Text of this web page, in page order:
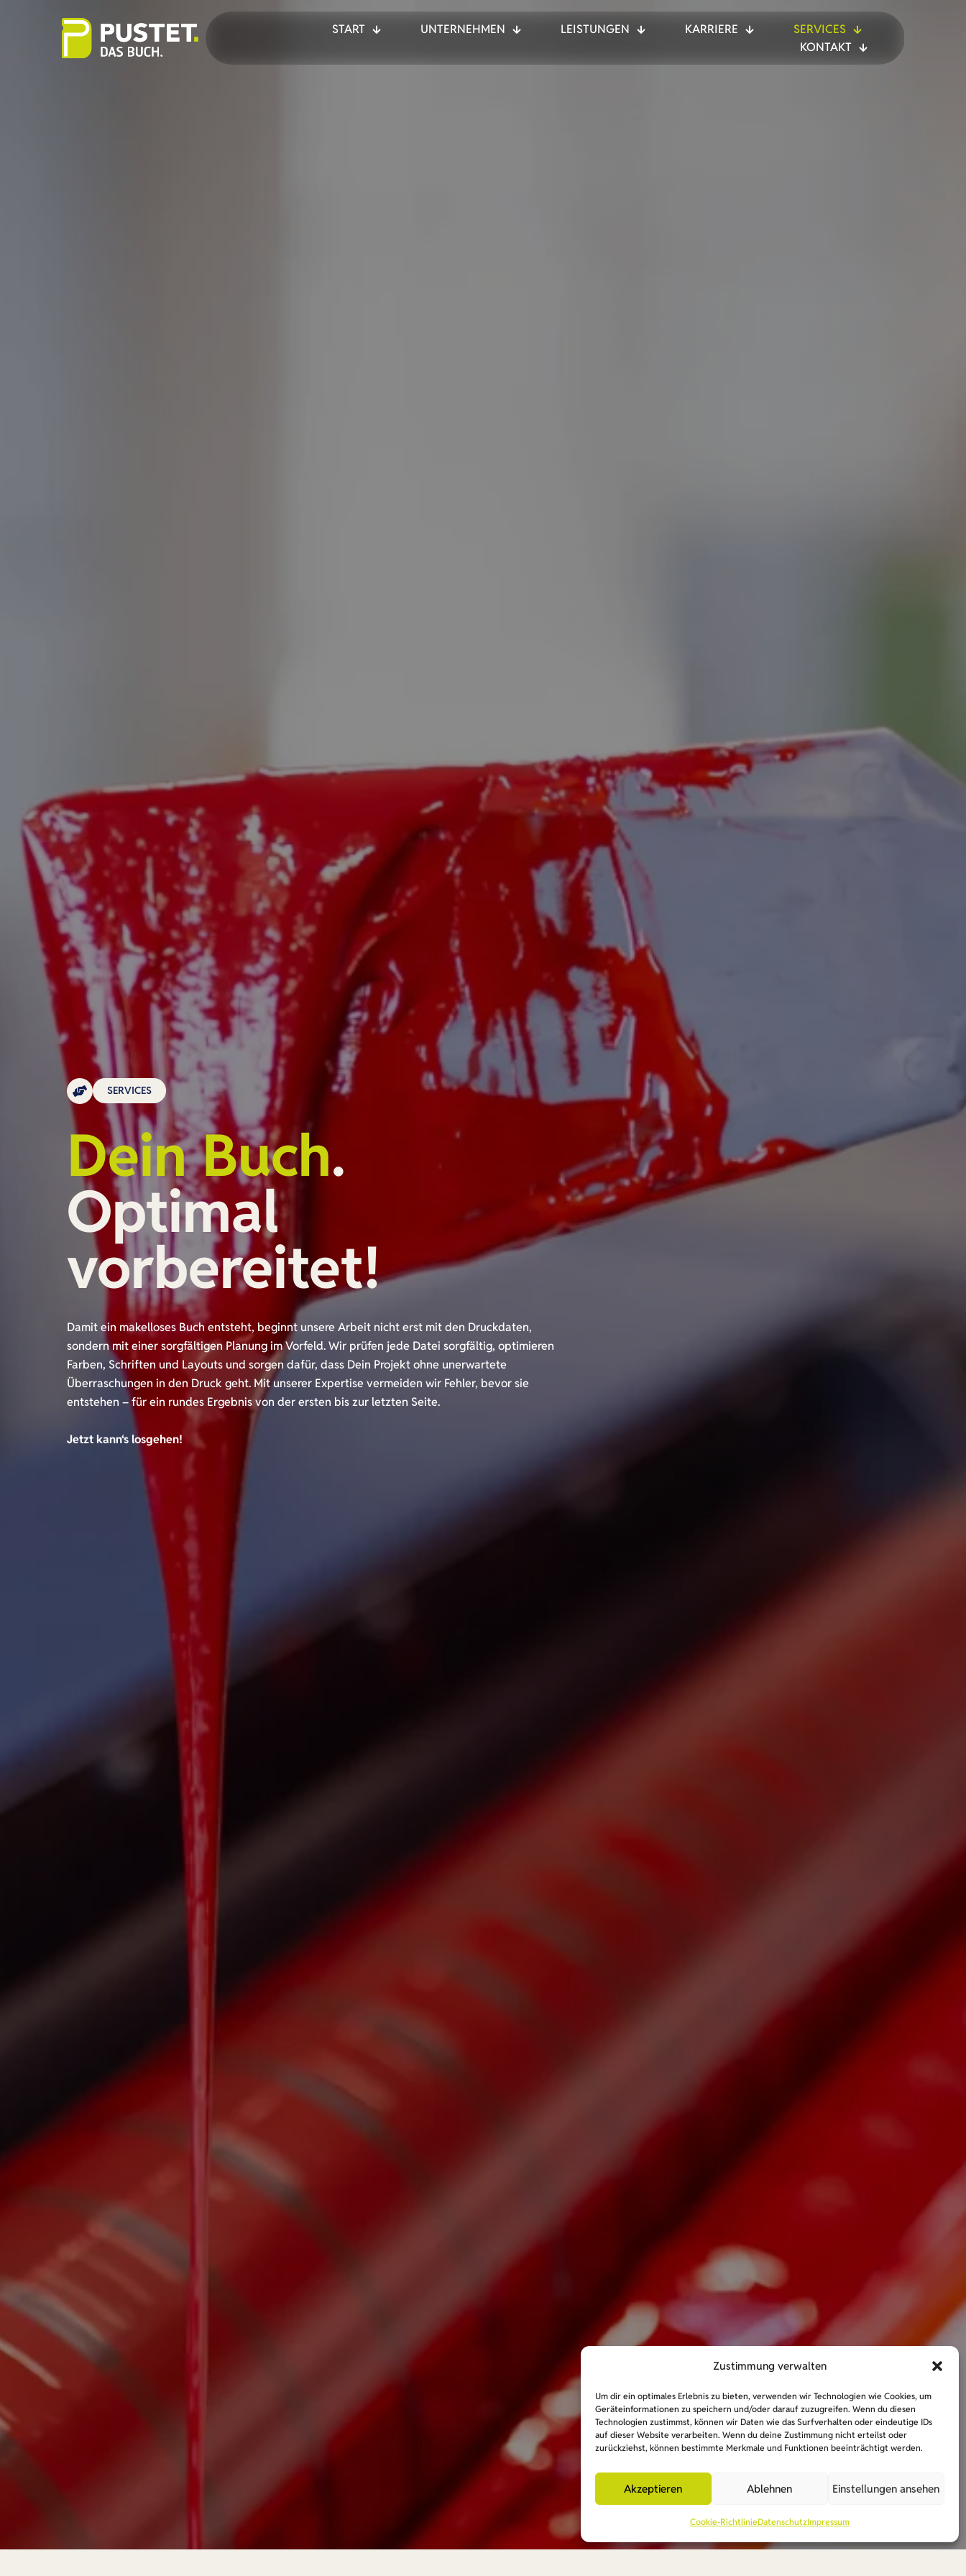
Zustimmung verwalten
Um dir ein optimales Erlebnis zu bieten, verwenden wir Technologien wie Cookies, um
Geräteinformationen zu speichern und/oder darauf zuzugreifen. Wenn du diesen
Technologien zustimmst, können wir Daten wie das Surfverhalten oder eindeutige IDs
auf dieser Website verarbeiten. Wenn du deine Zustimmung nicht erteilst oder
zurückziehst, können bestimmte Merkmale und Funktionen beeinträchtigt werden.
Akzeptieren Ablehnen Einstellungen ansehen
Cookie-RichtlinieDatenschutzImpressum
START UNTERNEHMEN LEISTUNGEN KARRIERE
SERVICES
KONTAKT
SERVICES
Dein Buch.
Optimal
vorbereitet!
Damit ein makelloses Buch entsteht, beginnt unsere Arbeit nicht erst mit den Druckdaten,
sondern mit einer sorgfältigen Planung im Vorfeld. Wir prüfen jede Datei sorgfältig, optimieren
Farben, Schriften und Layouts und sorgen dafür, dass Dein Projekt ohne unerwartete
Überraschungen in den Druck geht. Mit unserer Expertise vermeiden wir Fehler, bevor sie
entstehen – für ein rundes Ergebnis von der ersten bis zur letzten Seite.
Jetzt kann‘s losgehen!